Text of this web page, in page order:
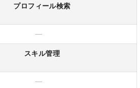
プロフィール検索
—
スキル管理
—